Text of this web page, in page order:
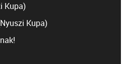
Kupa)
Kupa)